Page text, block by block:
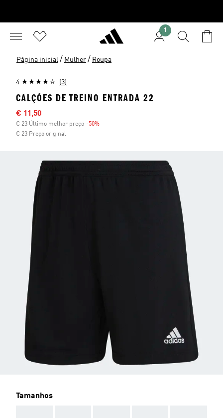
1
Página inicial / Mulher / Roupa
4 (3)
CALÇÕES DE TREINO ENTRADA 22
Preço com desconto
€ 11,50
€ 23 Último melhor preço -50%
€ 23 Preço original
Tamanhos